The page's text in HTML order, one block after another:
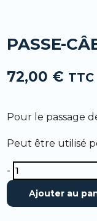
PASSE-
72,00 € TTC
Pour le passage
Peut être utilisé
- quantité
de
Passe-
Ajouter au